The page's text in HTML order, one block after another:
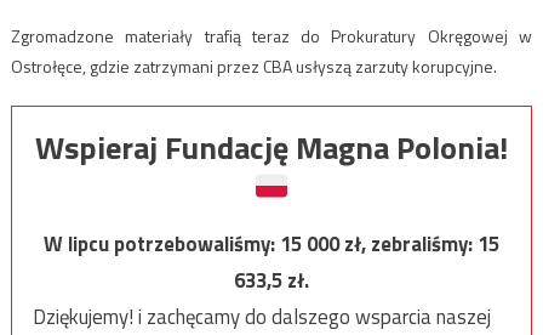
Zgromadzone materiały trafią teraz do Prokuratury Okręgowej w
Ostrołęce, gdzie zatrzymani przez CBA usłyszą zarzuty korupcyjne.
Wspieraj Fundację Magna Polonia!
W lipcu potrzebowaliśmy:15 000zł, zebraliśmy:15
633,5zł.
Dziękujemy! i zachęcamy do dalszego wsparcia naszej